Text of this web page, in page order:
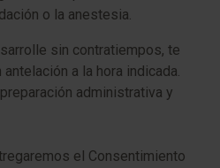
o la anestesia.
sin contratiempos, te
a la hora indicada.
administrativa y
el Consentimiento